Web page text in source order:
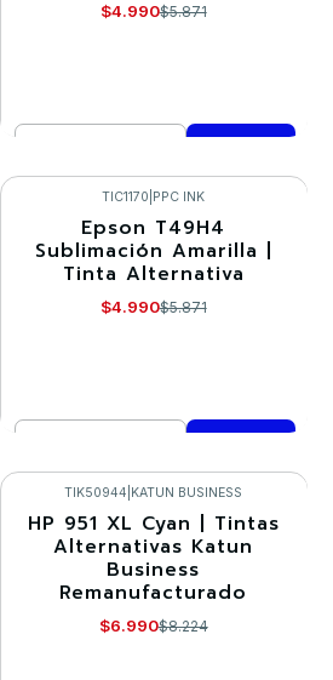
$4.990$5.871
Comprar ahora
TIC1170 PPC INK
Epson T49H4
Sublimación Amarilla |
Tinta Alternativa
$4.990$5.871
Comprar ahora
-15%
TIK50944 KATUN BUSINESS
HP 951 XL Cyan | Tintas
Alternativas Katun
Business
Remanufacturado
$6.990$8.224